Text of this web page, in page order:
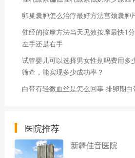
卵巢囊肿怎么治疗最好方法宫颈囊肿
催经的按摩方法当天见效按摩最快1
左手还是右手
试管婴儿可以选择男女性别吗费用多
筛查，能实现多少成功率？
白带有轻微血丝是怎么回事 排卵期
医院推荐
新疆佳音医院